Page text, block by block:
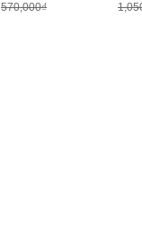
570,000₫